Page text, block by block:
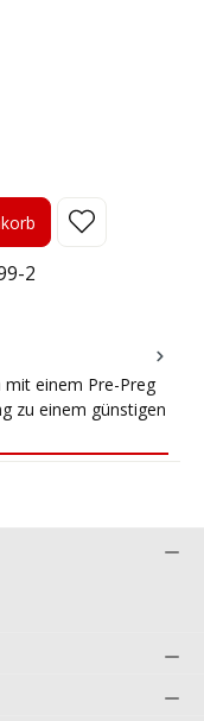
ein oder benutze
2
einem Pre-Preg
zu einem günstigen